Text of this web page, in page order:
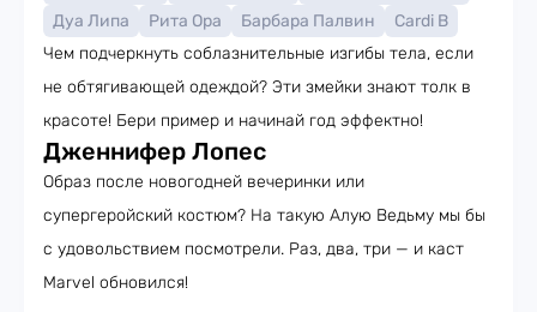
Дуа Липа
Рита Ора Барбара Палвин
Cardi B
Чем подчеркнуть соблазнительные изгибы тела, если
не обтягивающей одеждой? Эти змейки знают толк в
красоте! Бери пример и начинай год эффектно!
Дженнифер Лопес
Образ после новогодней вечеринки или
супергеройский костюм? На такую Алую Ведьму мы бы
с удовольствием посмотрели. Раз, два, три — и каст
Marvel обновился!